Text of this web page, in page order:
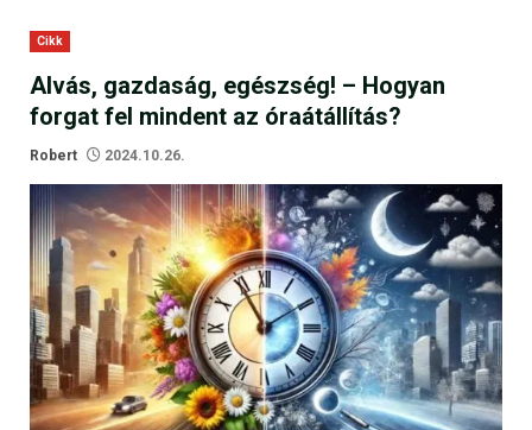
Cikk
Alvás, gazdaság, egészség! – Hogyan
forgat fel mindent az óraátállítás?
Robert 2024.10.26.